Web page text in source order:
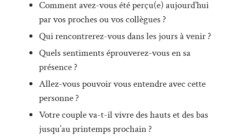
Comment avez-vous été perçu(e) aujourd’hui
par vos proches ou vos collègues ?
Qui rencontrerez-vous dans les jours à venir ?
Quels sentiments éprouverez-vous en sa
présence ?
Allez-vous pouvoir vous entendre avec cette
personne ?
Votre couple va-t-il vivre des hauts et des bas
jusqu’au printemps prochain ?